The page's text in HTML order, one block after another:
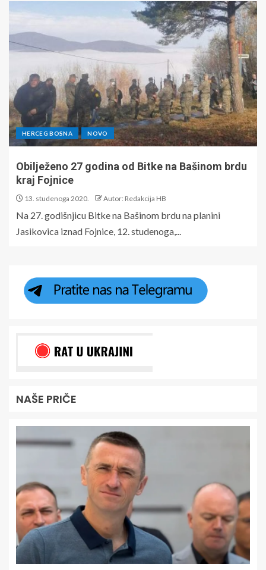
HERCEG BOSNA NOVO
Obilježeno 27 godina od Bitke na Bašinom brdu
kraj Fojnice
13. studenoga 2020. Autor: Redakcija HB
Na 27. godišnjicu Bitke na Bašinom brdu na planini
Jasikovica iznad Fojnice, 12. studenoga,...
NAŠE PRIČE